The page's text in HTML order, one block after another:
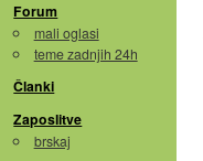
Forum
mali oglasi
teme zadnjih 24h
Članki
Zaposlitve
brskaj